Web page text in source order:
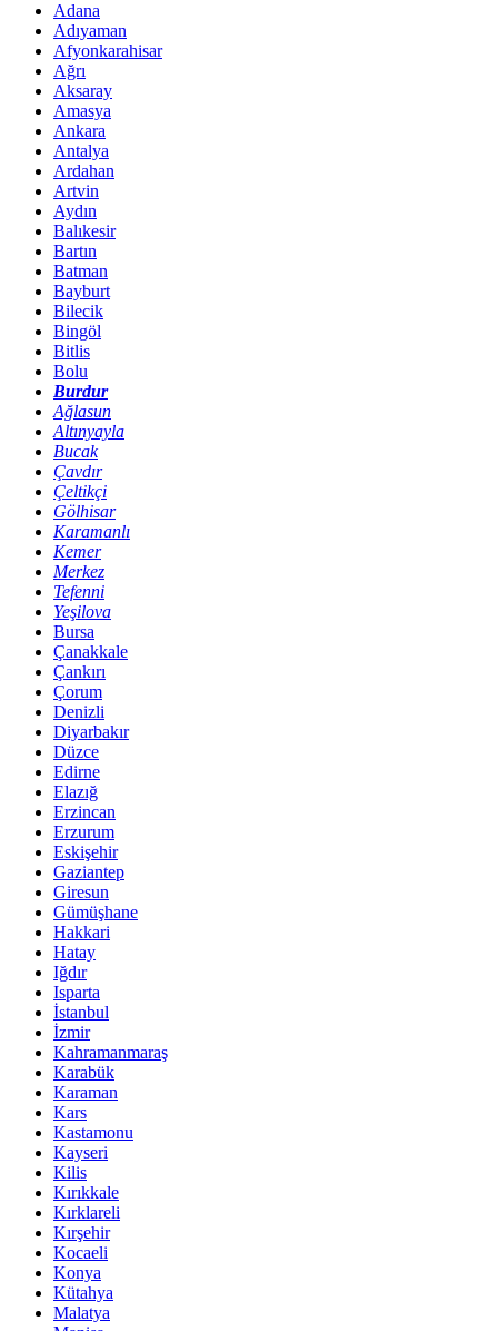
Adana
Adıyaman
Afyonkarahisar
Ağrı
Aksaray
Amasya
Ankara
Antalya
Ardahan
Artvin
Aydın
Balıkesir
Bartın
Batman
Bayburt
Bilecik
Bingöl
Bitlis
Bolu
Burdur
Ağlasun
Altınyayla
Bucak
Çavdır
Çeltikçi
Gölhisar
Karamanlı
Kemer
Merkez
Tefenni
Yeşilova
Bursa
Çanakkale
Çankırı
Çorum
Denizli
Diyarbakır
Düzce
Edirne
Elazığ
Erzincan
Erzurum
Eskişehir
Gaziantep
Giresun
Gümüşhane
Hakkari
Hatay
Iğdır
Isparta
İstanbul
İzmir
Kahramanmaraş
Karabük
Karaman
Kars
Kastamonu
Kayseri
Kilis
Kırıkkale
Kırklareli
Kırşehir
Kocaeli
Konya
Kütahya
Malatya